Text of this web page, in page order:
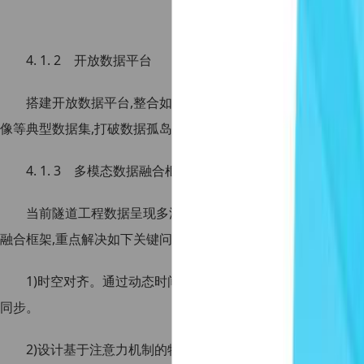
4. 1. 2 开放数据平台
搭建开放数据平台,整合如Chen 等使用的42400 张地质图
像等典型数据集,打破数据孤岛,推动跨项目数据共享。
4. 1. 3 多模态数据融合框架
当前隧道工程数据呈现多源异构特征,但融合深度不足。建
融合框架,重点解决如下关键问题。
1)时空对齐。通过动态时间规整等技术,实现地质勘探数据
同步。
2)设计基于注意力机制的特征融合网络。借鉴Elbaz 等提